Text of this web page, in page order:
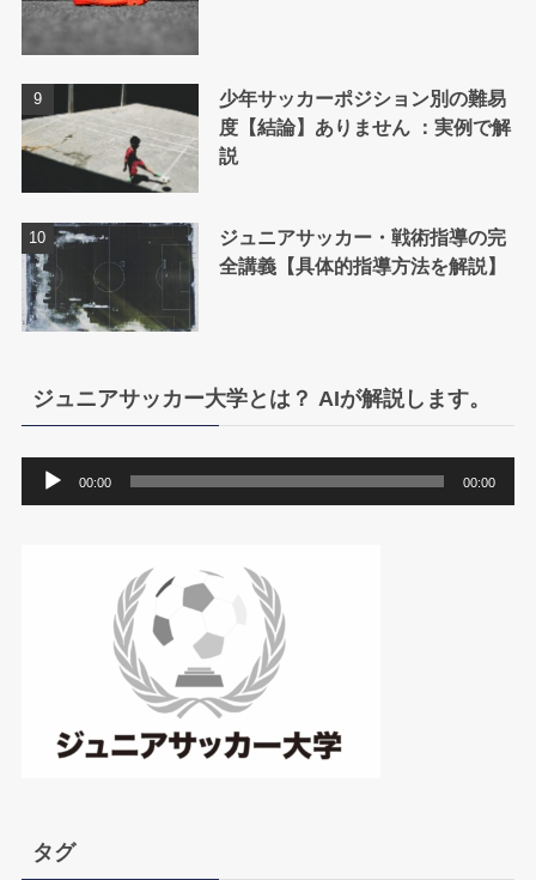
少年サッカーポジション別の難易
度【結論】ありません ：実例で解
説
ジュニアサッカー・戦術指導の完
全講義【具体的指導方法を解説】
ジュニアサッカー大学とは？ AIが解説します。
声
00:00 00:00
タグ